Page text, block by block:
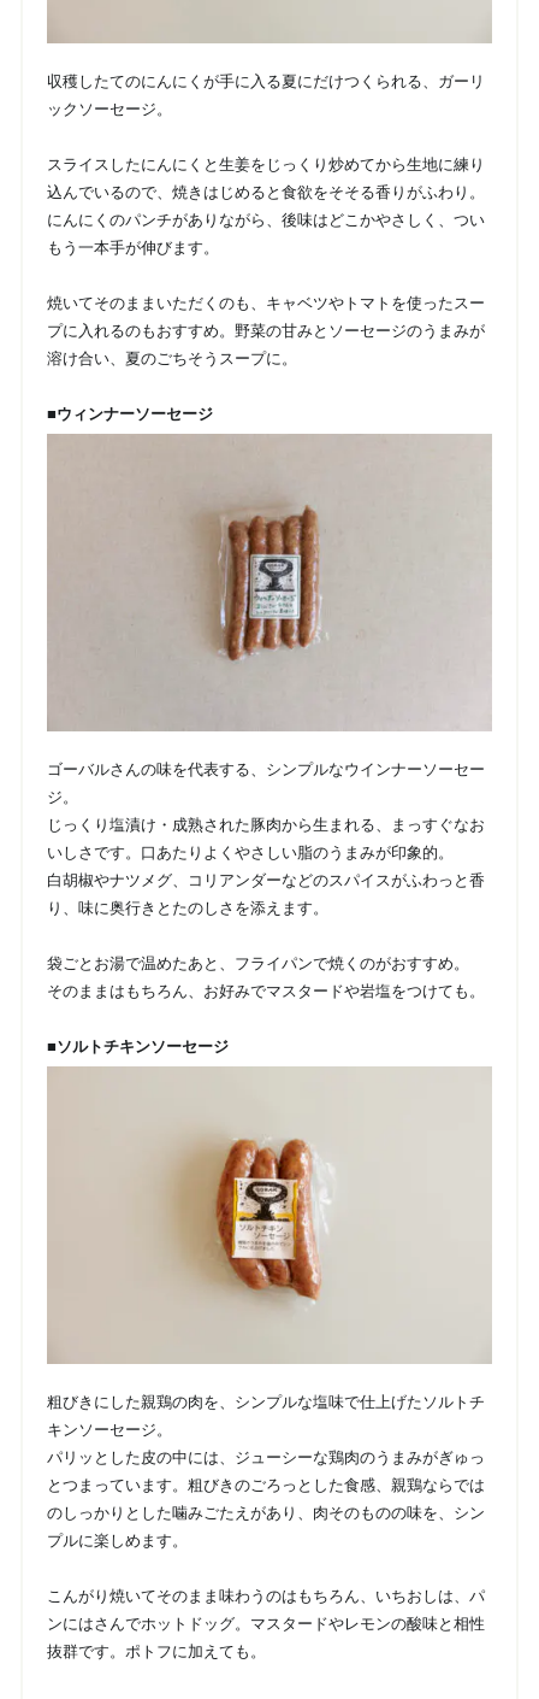
収穫したてのにんにくが手に入る夏にだけつくられる、ガーリ
ックソーセージ。
スライスしたにんにくと生姜をじっくり炒めてから生地に練り
込んでいるので、焼きはじめると食欲をそそる香りがふわり。
にんにくのパンチがありながら、後味はどこかやさしく、つい
もう一本手が伸びます。
焼いてそのままいただくのも、キャベツやトマトを使ったスー
プに入れるのもおすすめ。野菜の甘みとソーセージのうまみが
溶け合い、夏のごちそうスープに。
■ウィンナーソーセージ
ゴーバルさんの味を代表する、シンプルなウインナーソーセー
ジ。
じっくり塩漬け・成熟された豚肉から生まれる、まっすぐなお
いしさです。口あたりよくやさしい脂のうまみが印象的。
白胡椒やナツメグ、コリアンダーなどのスパイスがふわっと香
り、味に奥行きとたのしさを添えます。
袋ごとお湯で温めたあと、フライパンで焼くのがおすすめ。
そのままはもちろん、お好みでマスタードや岩塩をつけても。
■ソルトチキンソーセージ
粗びきにした親鶏の肉を、シンプルな塩味で仕上げたソルトチ
キンソーセージ。
パリッとした皮の中には、ジューシーな鶏肉のうまみがぎゅっ
とつまっています。粗びきのごろっとした食感、親鶏ならでは
のしっかりとした噛みごたえがあり、肉そのものの味を、シン
プルに楽しめます。
こんがり焼いてそのまま味わうのはもちろん、いちおしは、パ
ンにはさんでホットドッグ。マスタードやレモンの酸味と相性
抜群です。ポトフに加えても。